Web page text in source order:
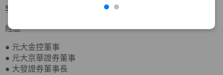
李岳蒼 日本東洋大學應用社會學士
經歷
● 元大金控董事
● 元大京華證券董事
● 大發證券董事長